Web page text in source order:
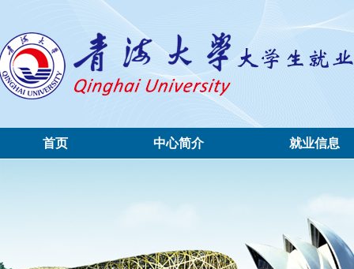
首页 中心简介 就业信息